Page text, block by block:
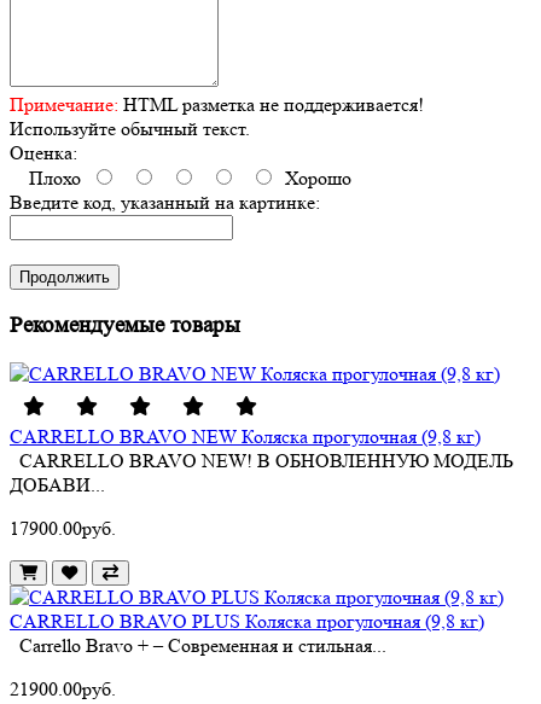
Примечание: HTML разметка не поддерживается!
Используйте обычный текст.
Оценка:
Плохо
Хорошо
Введите код, указанный на картинке:
Продолжить
Рекомендуемые товары
CARRELLO BRAVO NEW Коляска прогулочная (9,8 кг)
CARRELLO BRAVO NEW! В ОБНОВЛЕННУЮ МОДЕЛЬ
ДОБАВИ...
17900.00руб.
CARRELLO BRAVO PLUS Коляска прогулочная (9,8 кг)
Carrello Bravo + – Современная и стильная...
21900.00руб.